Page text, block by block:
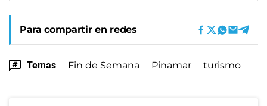
Para compartir en redes
Temas Fin de Semana Pinamar turismo